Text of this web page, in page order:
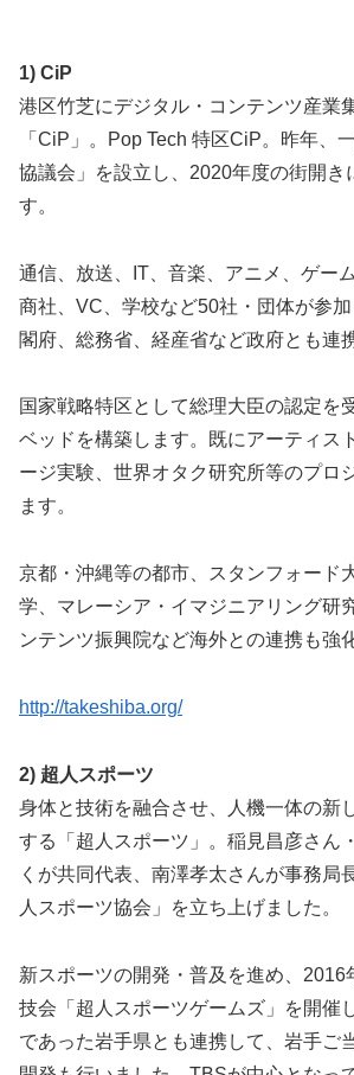
1) CiP
港区竹芝にデジタル・コンテンツ産業
「CiP」。Pop Tech 特区CiP。昨年、
協議会」を設立し、2020年度の街開き
す。
通信、放送、IT、音楽、アニメ、ゲー
商社、VC、学校など50社・団体が参
閣府、総務省、経産省など政府とも連
国家戦略特区として総理大臣の認定を
ベッドを構築します。既にアーティス
ージ実験、世界オタク研究所等のプロ
ます。
京都・沖縄等の都市、スタンフォード
学、マレーシア・イマジニアリング研
ンテンツ振興院など海外との連携も強
http://takeshiba.org/
2) 超人スポーツ
身体と技術を融合させ、人機一体の新
する「超人スポーツ」。稲見昌彦さん
くが共同代表、南澤孝太さんが事務局
人スポーツ協会」を立ち上げました。
新スポーツの開発・普及を進め、2016
技会「超人スポーツゲームズ」を開催
であった岩手県とも連携して、岩手ご